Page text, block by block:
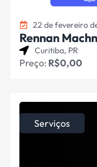
22 de fevereiro
Rennan
Curitiba, PR
Preço: R$0,00
Serviços